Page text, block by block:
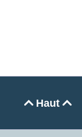
Haut 